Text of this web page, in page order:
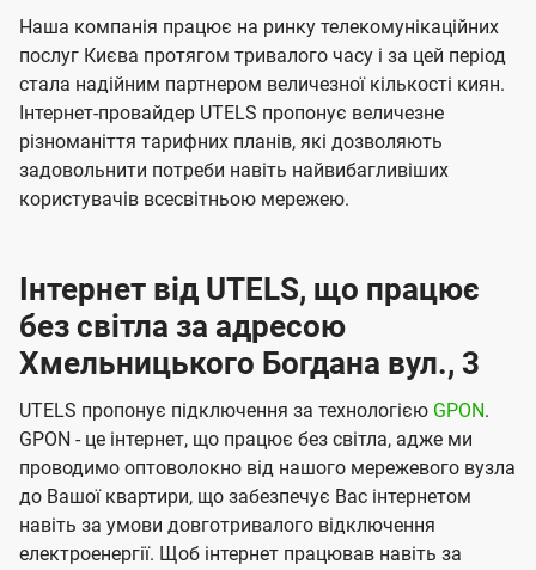
Наша компанія працює на ринку телекомунікаційних
послуг Києва протягом тривалого часу і за цей період
стала надійним партнером величезної кількості киян.
Інтернет-провайдер UTELS пропонує величезне
різноманіття тарифних планів, які дозволяють
задовольнити потреби навіть найвибагливіших
користувачів всесвітньою мережею.
Інтернет від UTELS, що працює
без світла за адресою
Хмельницького Богдана вул., 3
UTELS пропонує підключення за технологією GPON.
GPON - це інтернет, що працює без світла, адже ми
проводимо оптоволокно від нашого мережевого вузла
до Вашої квартири, що забезпечує Вас інтернетом
навіть за умови довготривалого відключення
електроенергії. Щоб інтернет працював навіть за